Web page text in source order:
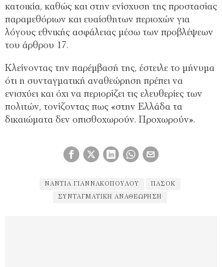
κατοικία, καθώς και στην ενίσχυση της προστασίας
παραμεθόριων και ευαίσθητων περιοχών για
λόγους εθνικής ασφάλειας μέσω των προβλέψεων
του άρθρου 17.
Κλείνοντας την παρέμβασή της, έστειλε το μήνυμα
ότι η συνταγματική αναθεώρηση πρέπει να
ενισχύει και όχι να περιορίζει τις ελευθερίες των
πολιτών, τονίζοντας πως «στην Ελλάδα τα
δικαιώματα δεν οπισθοχωρούν. Προχωρούν».
ΝΑΝΤΙΑ ΓΙΑΝΝΑΚΟΠΟΥΛΟΥ ΠΑΣΟΚ
ΣΥΝΤΑΓΜΑΤΙΚΉ ΑΝΑΘΕΏΡΗΣΗ